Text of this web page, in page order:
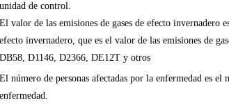
unidad de control.
El valor de las emisiones de gases de efecto invernadero
efecto invernadero, que es el valor de las emisiones de
DB58, D1146, D2366, DE12T y otros
El número de personas afectadas por la enfermedad es el
enfermedad.